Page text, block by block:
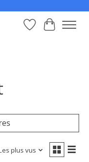
Liste dePanier
plus vus